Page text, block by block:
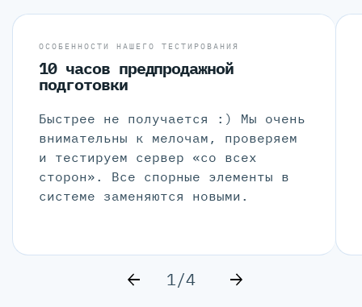
ОСОБЕННОСТИ НАШЕГО ТЕСТИРОВАНИЯ
10 часов предпродажной
подготовки
Быстрее не получается :) Мы очень
внимательны к мелочам, проверяем
и тестируем сервер «со всех
сторон». Все спорные элементы в
системе заменяются новыми.
1/4